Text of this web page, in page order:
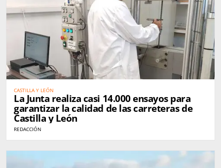
CASTILLA Y LEÓN
La Junta realiza casi 14.000 ensayos para
garantizar la calidad de las carreteras de
Castilla y León
REDACCIÓN